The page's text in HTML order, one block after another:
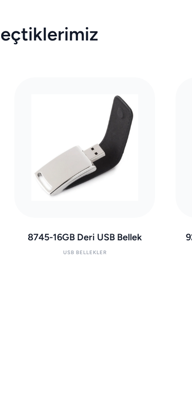
8745-16GB Deri USB Bellek
USB BELLEKLER